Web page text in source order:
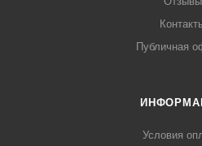
Публичная
Условия